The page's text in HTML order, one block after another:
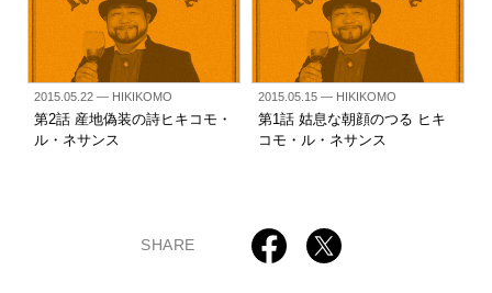
2015.05.22— HIKIKOMO
第2話 産地偽装の詩ヒキコモ・
ル・ネサンス
2015.05.15— HIKIKOMO
第1話 姑息な朝顔のつる ヒキ
コモ・ル・ネサンス
SHARE